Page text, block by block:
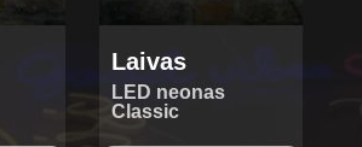
Laivas
LED neonas
Classic